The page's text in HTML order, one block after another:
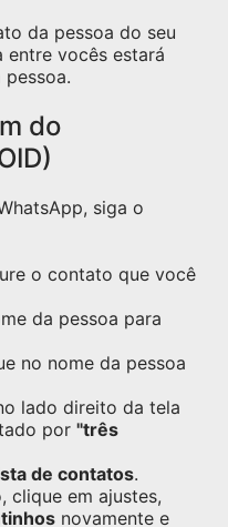
da pessoa do seu
entre vocês estará
do
siga o
o contato que você
da pessoa para
no nome da pessoa
lado direito da tela
por "três
de contatos.
clique em ajustes,
novamente e